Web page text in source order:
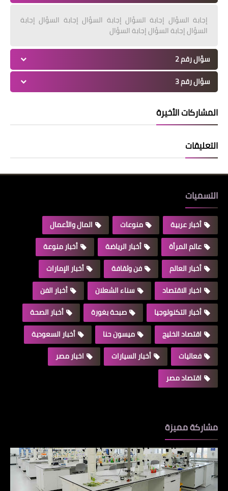
إجابة السؤال إجابة السؤال إجابة السؤال إجابة السؤال إجابة
السؤال إجابة السؤال إجابة السؤال
سؤال رقم 2
سؤال رقم 3
المشاركات الأخيرة
التعليقات
التسميات
أخبار عربية منوعات
المال والأعمال
عالم المرأة
أخبار الرياضة
أخبار منوعة
أخبار العالم
فن وثقافة
أخبار الإمارات
اخبار الاقتصاد
سناء الشعلان
أخبار الفن
أخبار التكنولوجيا
صبحة بغورة
أخبار الصحة
اقتصاد الخليج
ميسون حنا
أخبار السعودية
فعاليات
أخبار السيارات
اخبار مصر
اقتصاد مصر
مشاركة مميزة